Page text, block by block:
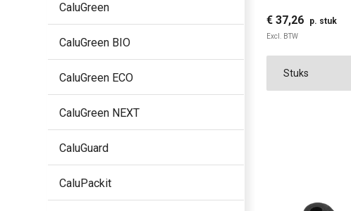
CaluGreen
CaluGreen BIO
CaluGreen ECO
CaluGreen NEXT
CaluGuard
CaluPackit
€ 37,26 p. stuk
Excl. BTW